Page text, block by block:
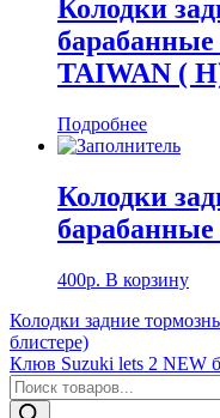
Колодки
барабанные
TAIWAN (
Подробнее
Колодки
400р. В корзину
Навигация
по
записям
Колодки задние
блистере)
Клюв Suzuki lets 2 NEW
Поиск
товаров